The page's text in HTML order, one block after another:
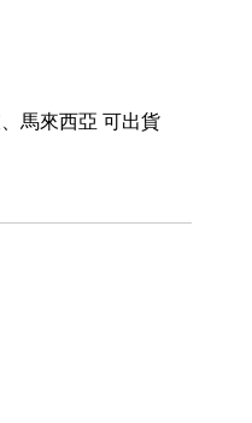
馬來西亞 可出貨